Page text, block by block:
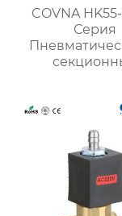
COVNA
Серия